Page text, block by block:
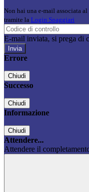
Non hai una e-mail associata
tramite la Login Spaggiari
E-mail inviata, si prega di
Errore
Chiudi
Successo
Chiudi
Informazione
Chiudi
Attendere...
Attendere il